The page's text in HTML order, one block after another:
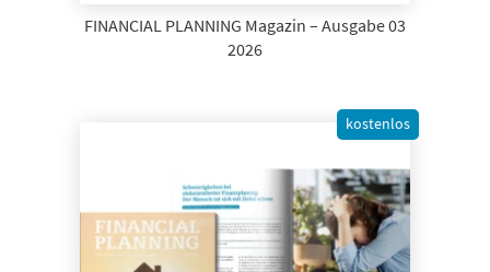
FINANCIAL PLANNING Magazin – Ausgabe 03
2026
kostenlos